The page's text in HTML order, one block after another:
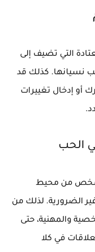
التي تضيف إلى
نسيانها. كذلك قد
أو إدخال تغييرات
الحب
شخص من محيط
الضرورية. لذلك من
والمهنية، حتى
في كلا